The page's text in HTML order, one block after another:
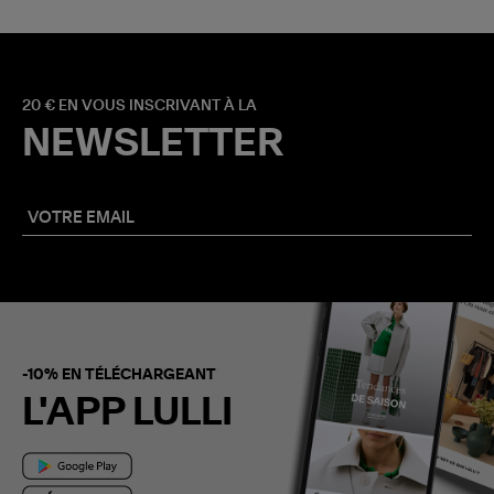
20 € EN VOUS INSCRIVANT À LA
NEWSLETTER
-10% EN TÉLÉCHARGEANT
L'APP LULLI